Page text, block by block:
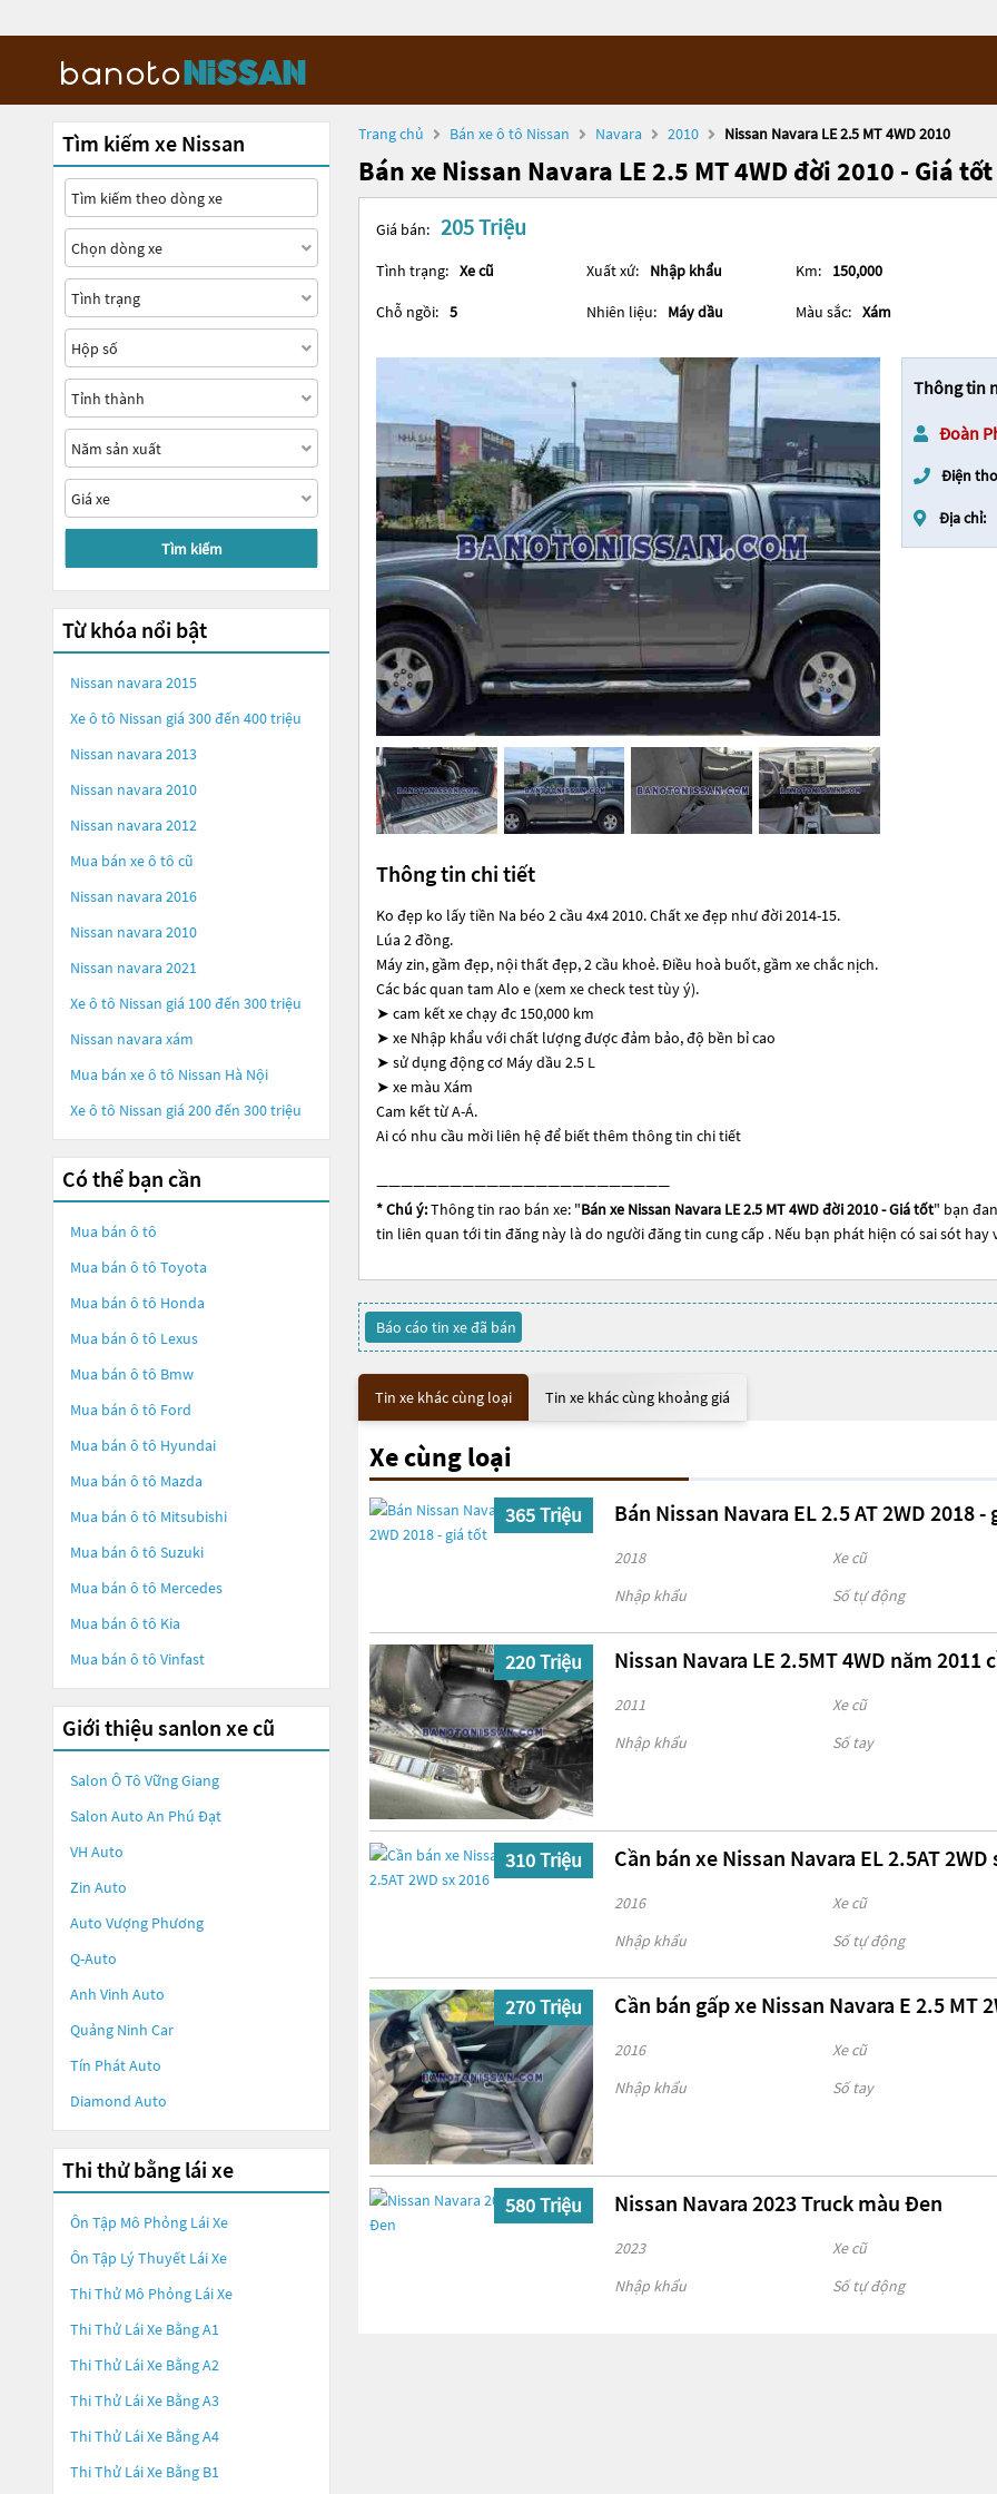
Trang chủ Bán xe ô tô Nissan Navara 2010 Nissan Navara LE 2.5 MT 4WD 2010
Bán xe Nissan Navara LE 2.5 MT 4WD đời 2010 - Giá tốt
Giá bán: 205 Triệu
Tình trạng: Xe cũ Xuất xứ: Nhập khẩu Km: 150,000
Chỗ ngồi: 5 Nhiên liệu: Máy dầu Màu sắc: Xám
Thông tin
Đoàn
Điện
Địa chỉ:
Thông tin chi tiết
Ko đẹp ko lấy tiền Na béo 2 cầu 4x4 2010. Chất xe đẹp như đời 2014-15.
Lúa 2 đồng.
Máy zin, gầm đẹp, nội thất đẹp, 2 cầu khoẻ. Điều hoà buốt, gầm xe chắc nịch.
Các bác quan tam Alo e (xem xe check test tùy ý).
➤ cam kết xe chạy đc 150,000 km
➤ xe Nhập khẩu với chất lượng được đảm bảo, độ bền bỉ cao
➤ sử dụng động cơ Máy dầu 2.5 L
➤ xe màu Xám
Cam kết từ A-Á.
Ai có nhu cầu mời liên hệ để biết thêm thông tin chi tiết
————————————————————————
* Chú ý:Thông tin rao bán xe: "Bán xe Nissan Navara LE 2.5 MT 4WD đời 2010 - Giá tốt" bạn
tin liên quan tới tin đăng này là do người đăng tin cung cấp . Nếu bạn phát hiện có sai sót
Báo cáo tin xe đã bán
Tin xe khác cùng loại Tin xe khác cùng khoảng giá
Xe cùng loại
365 Triệu Bán Nissan Navara EL 2.5 AT 2WD 2018 -
2018 Xe cũ
Nhập khẩu
Số tự động
220 Triệu Nissan Navara LE 2.5MT 4WD năm 2011
2011 Xe cũ
Nhập khẩu
Số tay
310 Triệu Cần bán xe Nissan Navara EL 2.5AT 2WD
2016 Xe cũ
Nhập khẩu
Số tự động
270 Triệu Cần bán gấp xe Nissan Navara E 2.5 MT
2016 Xe cũ
Nhập khẩu
Số tay
580 Triệu Nissan Navara 2023 Truck màu Đen
2023 Xe cũ
Nhập khẩu
Số tự động
Tìm kiếm xe Nissan
Tìm kiếm
Từ khóa nổi bật
Nissan navara 2015
Xe ô tô Nissan giá 300 đến 400 triệu
Nissan navara 2013
Nissan navara 2010
Nissan navara 2012
Mua bán xe ô tô cũ
Nissan navara 2016
Nissan navara 2010
Nissan navara 2021
Xe ô tô Nissan giá 100 đến 300 triệu
Nissan navara xám
Mua bán xe ô tô Nissan Hà Nội
Xe ô tô Nissan giá 200 đến 300 triệu
Có thể bạn cần
Mua bán ô tô
Mua bán ô tô Toyota
Mua bán ô tô Honda
Mua bán ô tô Lexus
Mua bán ô tô Bmw
Mua bán ô tô Ford
Mua bán ô tô Hyundai
Mua bán ô tô Mazda
Mua bán ô tô Mitsubishi
Mua bán ô tô Suzuki
Mua bán ô tô Mercedes
Mua bán ô tô Kia
Mua bán ô tô Vinfast
Giới thiệu sanlon xe cũ
Salon Ô Tô Vững Giang
Salon Auto An Phú Đạt
VH Auto
Zin Auto
Auto Vượng Phương
Q-Auto
Anh Vinh Auto
Quảng Ninh Car
Tín Phát Auto
Diamond Auto
Thi thử bằng lái xe
Ôn Tập Mô Phỏng Lái Xe
Ôn Tập Lý Thuyết Lái Xe
Thi Thử Mô Phỏng Lái Xe
Thi Thử Lái Xe Bằng A1
Thi Thử Lái Xe Bằng A2
Thi Thử Lái Xe Bằng A3
Thi Thử Lái Xe Bằng A4
Thi Thử Lái Xe Bằng B1